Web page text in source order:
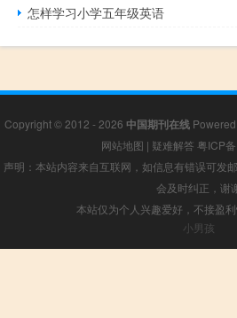
怎样学习小学五年级英语
Copyright © 2012 - 2026 中国期刊在线
网站地图 | 疑难解答 粤ICP
声明：本站内容来自互联网，如信息有错误可发
会及时纠正，谢
本站仅为个人兴趣爱好，不接盈
小男孩